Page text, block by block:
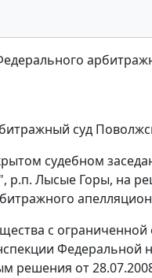
суд
судебном
Лысые Горы, на
с
Федеральной
решения от